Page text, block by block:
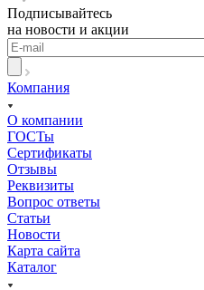
Подписывайтесь
на новости и акции
Компания
О компании
ГОСТы
Сертификаты
Отзывы
Реквизиты
Вопрос ответы
Статьи
Новости
Карта сайта
Каталог